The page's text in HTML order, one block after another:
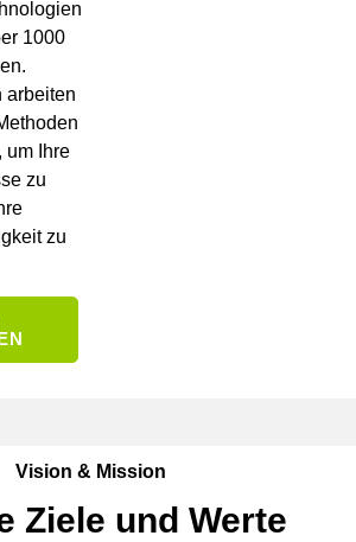
1000
arbeiten
um Ihre
zu
zu
Vision & Mission
Ziele und Werte